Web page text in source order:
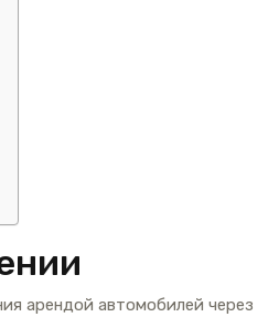
арендой автомобилей через